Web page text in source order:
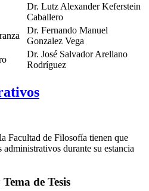
Dr. Lutz Alexander Keferstein
Caballero
Dr. Fernando Manuel
Gonzalez Vega
Dr. José Salvador Arellano
Rodríguez
Facultad de Filosofía tienen que
durante su estancia
de Tesis